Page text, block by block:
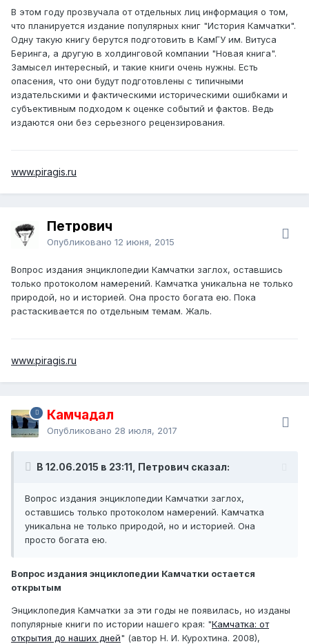
В этом году прозвучала от отдельных лиц информация о том,
что планируется издание популярных книг "История Камчатки".
Одну такую книгу берутся подготовить в КамГУ им. Витуса
Беринга, а другую в холдинговой компании "Новая книга".
Замысел интересный, и такие книги очень нужны. Есть
опасения, что они будут подготовлены с типичными
издательскими и фактическими историческими ошибками и
субъективным подходом к оценке событий и фактов. Ведь
издаются они без серьезного рецензирования.
www.piragis.ru
Петрович
Опубликовано 12 июня, 2015
Вопрос издания энциклопедии Камчатки заглох, оставшись
только протоколом намерений. Камчатка уникальна не только
природой, но и историей. Она просто богата ею. Пока
растаскивается по отдельным темам. Жаль.
www.piragis.ru
Камчадал
Опубликовано 28 июля, 2017
В 12.06.2015 в 23:11, Петрович сказал:
Вопрос издания энциклопедии Камчатки заглох,
оставшись только протоколом намерений. Камчатка
уникальна не только природой, но и историей. Она
просто богата ею.
Вопрос издания энциклопедии Камчатки остается
открытым
Энциклопедия Камчатки за эти годы не появилась, но изданы
популярные книги по истории нашего края: "Камчатка: от
открытия до наших дней" (автор Н. И. Курохтина. 2008),